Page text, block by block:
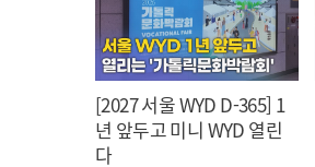
[2027 서울 WYD D-365] 1
년 앞두고 미니 WYD 열린
다